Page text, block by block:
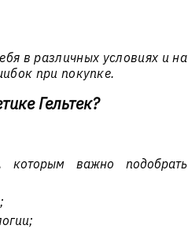
в различных условиях и на
при покупке.
Гельтек?
которым важно подобрать